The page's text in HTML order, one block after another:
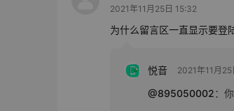
2021年11月25日 15:32
为什么留言区一直显示要登
悦音 2021年11月
@895050002：